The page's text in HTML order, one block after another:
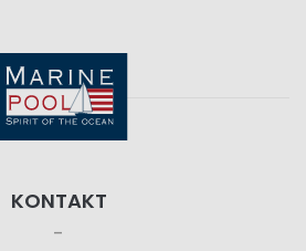
KONTAKT